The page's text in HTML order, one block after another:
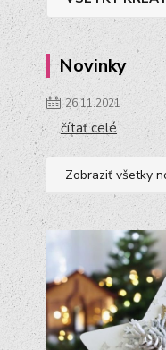
Novinky
26.11.2021
čítať celé
Zobraziť všetky